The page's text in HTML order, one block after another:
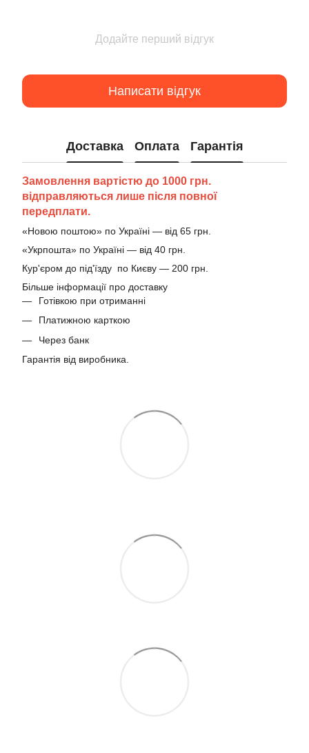
Додайте перший відгук
Написати відгук
Доставка Оплата Гарантія
Замовлення вартістю до 1000 грн.
відправляються лише після повної
передплати.
«Новою поштою» по Україні — від 65 грн.
«Укрпошта» по Україні — від 40 грн.
Кур'єром до під'їзду по Києву — 200 грн.
Більше інформації про доставку
Готівкою при отриманні
Платижною карткою
Через банк
Гарантія від виробника.